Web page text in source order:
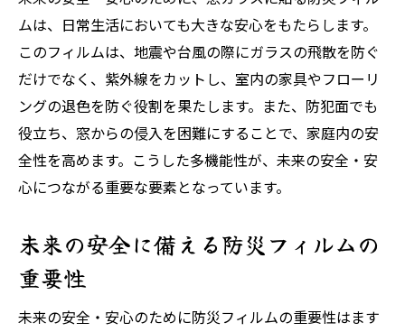
説
紫外線カットから防犯対策までの多機能性
多機能フィルムで暮らしを豊かにする方法
未来に向けたフィルムの進化と期待
未来の安全・安心の為に災害時の被害を抑える
窓フィルムの力
災害に強い窓フィルムの特性
未来の災害対策としてのフィルムの活用法
防災フィルムがもたらす災害時の安心感
窓フィルムが防災に与える具体的な効果
ムは、日常生活においても大きな安心をもたらします。
このフィルムは、地震や台風の際にガラスの飛散を防ぐ
だけでなく、紫外線をカットし、室内の家具やフローリ
ングの退色を防ぐ役割を果たします。また、防犯面でも
役立ち、窓からの侵入を困難にすることで、家庭内の安
全性を高めます。こうした多機能性が、未来の安全・安
心につながる重要な要素となっています。
未来の安全に備える防災フィルムの
重要性
未来の安全・安心のために防災フィルムの重要性はます